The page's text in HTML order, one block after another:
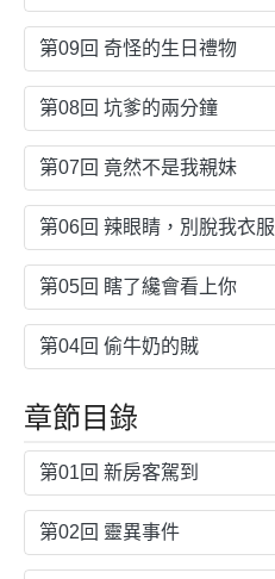
第09回 奇怪的生日禮物
第08回 坑爹的兩分鐘
第07回 竟然不是我親妹
第06回 辣眼睛，別脫我衣服
第05回 瞎了纔會看上你
第04回 偷牛奶的賊
章節目錄
第01回 新房客駕到
第02回 靈異事件